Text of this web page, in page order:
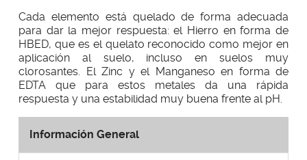
Cada elemento está quelado de forma adecuada
para dar la mejor respuesta: el Hierro en forma de
HBED, que es el quelato reconocido como mejor en
aplicación al suelo, incluso en suelos muy
clorosantes. El Zinc y el Manganeso en forma de
EDTA que para estos metales da una rápida
respuesta y una estabilidad muy buena frente al pH.
Información General